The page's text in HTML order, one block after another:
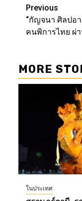
Post
Previous
“กัญจนา ศิลปอ
คนพิการไทย ผ่
MORE
ในประเทศ